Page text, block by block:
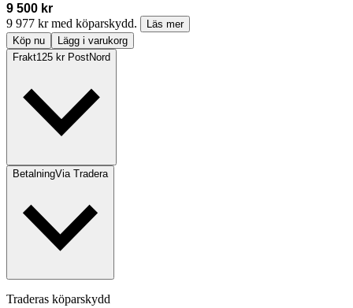
9 500 kr
9 977 kr med köparskydd.
Läs mer
Köp nu
Lägg i varukorg
Frakt125 kr PostNord
BetalningVia Tradera
Traderas köparskydd